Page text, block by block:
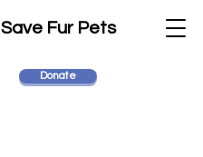
Save Fur Pets
Donate